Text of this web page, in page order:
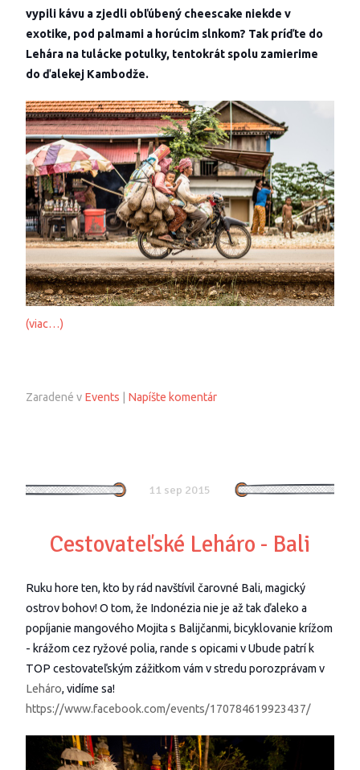
vypili kávu a zjedli obľúbený cheescake niekde v
exotike, pod palmami a horúcim slnkom? Tak príďte do
Lehára na tulácke potulky, tentokrát spolu zamierime
do ďalekej Kambodže.
(viac…)
Zaradené v Events Napíšte komentár
11 sep 2015
Cestovateľské Leháro - Bali
Ruku hore ten, kto by rád navštívil čarovné Bali, magický
ostrov bohov! O tom, že Indonézia nie je až tak ďaleko a
popíjanie mangového Mojita s Balijčanmi, bicyklovanie krížom
- krážom cez ryžové polia, rande s opicami v Ubude patrí k
TOP cestovateľským zážitkom vám v stredu porozprávam v
Leháro, vidíme sa!
https://www.facebook.com/events/170784619923437/